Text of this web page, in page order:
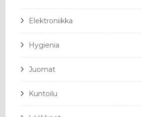
Elektroniikka
Hygienia
Juomat
Kuntoilu